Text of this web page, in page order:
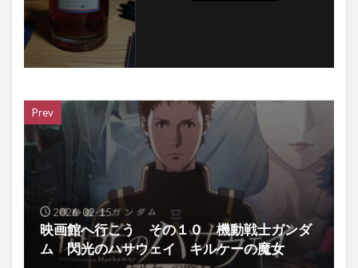
Prev
2026-02-15
映画館へ行こう その１０ 機動戦士ガンダ
ム 閃光のハサウェイ キルケーの魔女